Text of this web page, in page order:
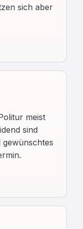
sich aber
meist
sind